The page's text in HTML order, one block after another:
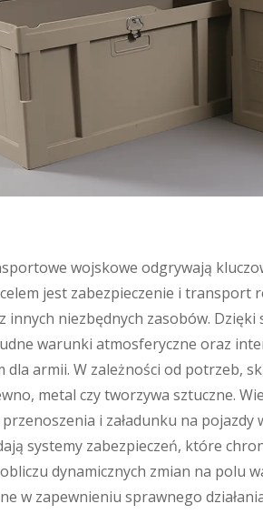
wojskowe odgrywają
jest zabezpieczenie i
innych niezbędnych zasobów.
warunki atmosferyczne oraz
dla armii. W zależności od potrzeb,
metal czy tworzywa sztuczne.
przenoszenia i załadunku na
systemy zabezpieczeń, które
dynamicznych zmian na polu
w zapewnieniu sprawnego